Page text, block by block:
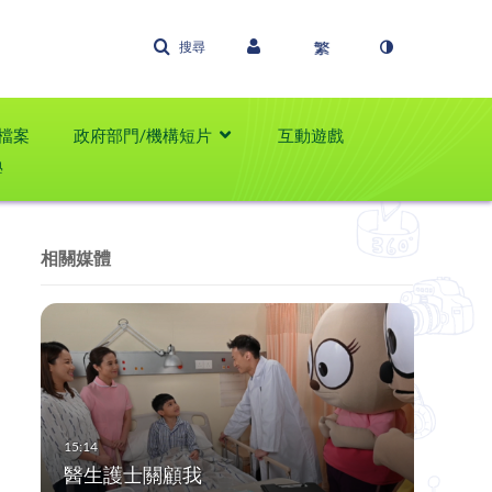
搜尋
案 政府部門/機構短片
互動遊戲
相關媒體
醫生護士關顧我